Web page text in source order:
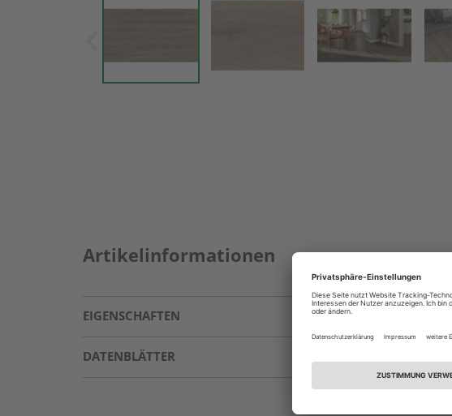
Artikelinformationen
EIGENSCHAFTEN
DATENBLÄTTER